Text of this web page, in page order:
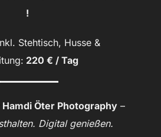
!
Stehtisch, Husse &
220 € / Tag
Öter Photography–
Digital genießen.